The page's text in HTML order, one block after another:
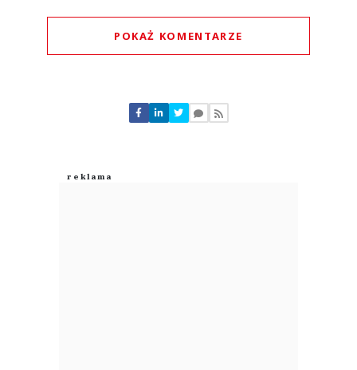
POKAŻ KOMENTARZE
Nie znaleziono komentarzy
Zostaw swoje komentarze